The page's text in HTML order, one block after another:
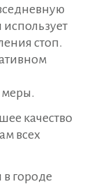
стоп.
меры.
качество
всех
городе